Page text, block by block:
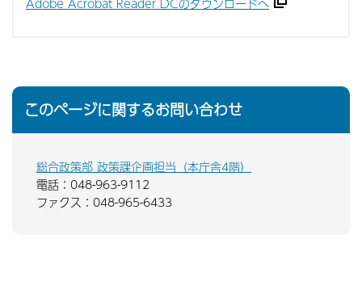
このページに関するお問い合わせ
総合政策部 政策課企画担当（本庁舎4階）
電話：048-963-9112
ファクス：048-965-6433